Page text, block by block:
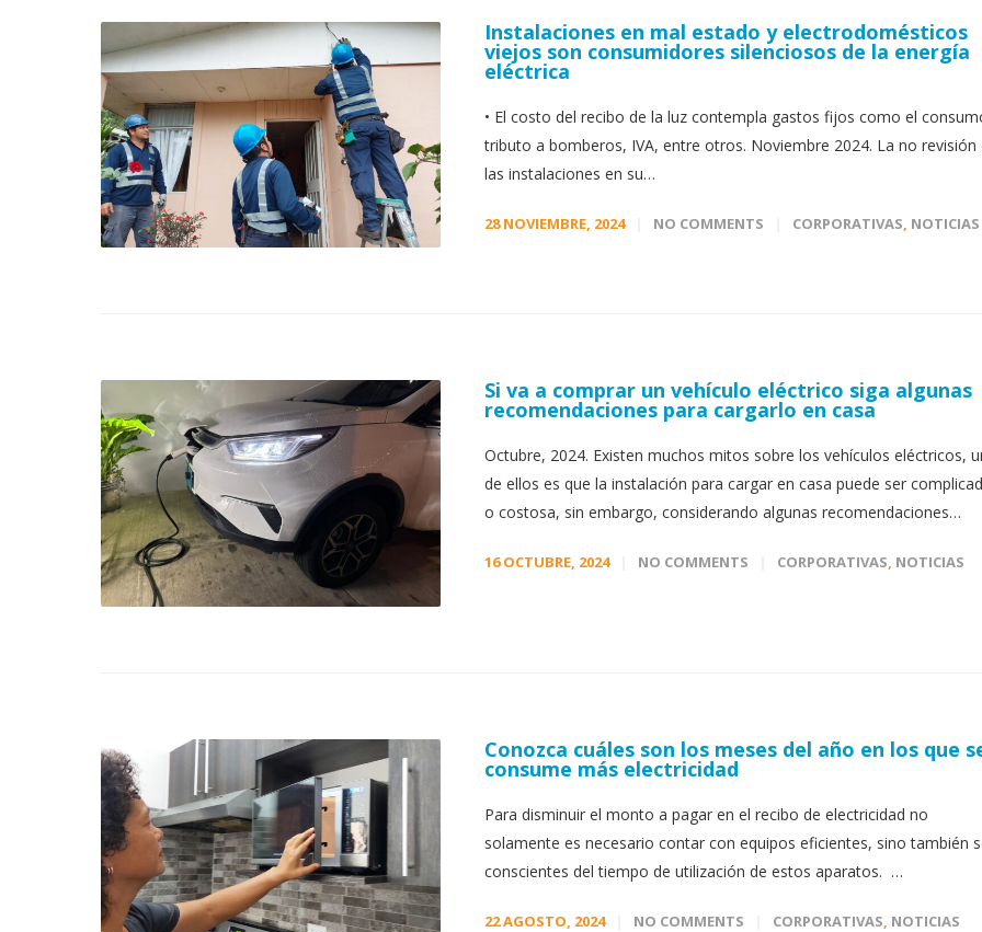
Instalaciones en mal estado y electrodomésticos
viejos son consumidores silenciosos de la energía
eléctrica
• El costo del recibo de la luz contempla gastos fijos como el
tributo a bomberos, IVA, entre otros. Noviembre 2024. La no revisión
las instalaciones en su…
28 NOVIEMBRE, 2024 NO COMMENTS CORPORATIVAS, NOTICIAS
Si va a comprar un vehículo eléctrico siga algunas
recomendaciones para cargarlo en casa
Octubre, 2024. Existen muchos mitos sobre los vehículos eléctricos,
de ellos es que la instalación para cargar en casa puede ser
o costosa, sin embargo, considerando algunas recomendaciones…
16 OCTUBRE, 2024 NO COMMENTS CORPORATIVAS, NOTICIAS
Conozca cuáles son los meses del año en los que
consume más electricidad
Para disminuir el monto a pagar en el recibo de electricidad no
solamente es necesario contar con equipos eficientes, sino también
conscientes del tiempo de utilización de estos aparatos. …
22 AGOSTO, 2024 NO COMMENTS CORPORATIVAS, NOTICIAS